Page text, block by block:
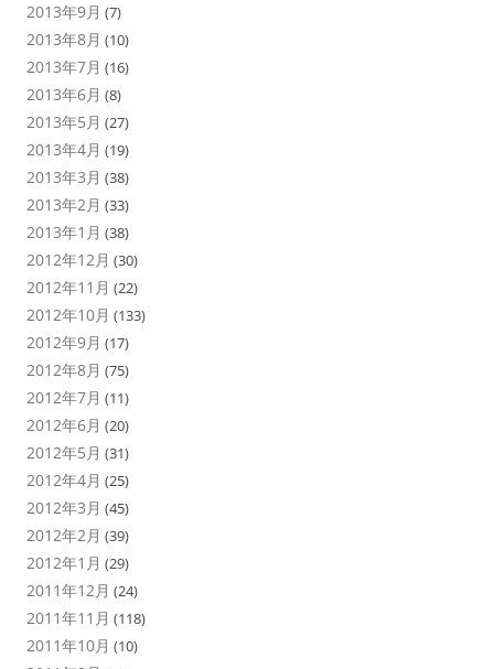
2013年9月 (7)
2013年8月 (10)
2013年7月 (16)
2013年6月 (8)
2013年5月 (27)
2013年4月 (19)
2013年3月 (38)
2013年2月 (33)
2013年1月 (38)
2012年12月 (30)
2012年11月 (22)
2012年10月 (133)
2012年9月 (17)
2012年8月 (75)
2012年7月 (11)
2012年6月 (20)
2012年5月 (31)
2012年4月 (25)
2012年3月 (45)
2012年2月 (39)
2012年1月 (29)
2011年12月 (24)
2011年11月 (118)
2011年10月 (10)